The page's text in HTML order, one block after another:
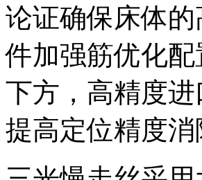
论证确保床体
件加强筋优化
下方，高精度
提高定位精度